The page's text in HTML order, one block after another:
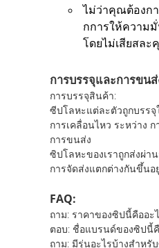
ไม่ว่าคุณต้องก
กการให้ความ
โดยไม่เสียสล
การบรรจุและการขน
การบรรจุสินค้า:
ซีปโลหะแต่ละตัวถูกบรรจุ
การเคลื่อนไหว ระหว่าง
การขนส่ง
ซิปโลหะของเราถูกส่งผ่า
การจัดส่งแตกต่างกันขึ้นอ
FAQ:
ถาม: ราคาของซิปนี้คืออะ
ตอบ: ชื่อแบรนด์ของซิปนี้คื
ถาม: มีรุ่นอะไรบ้างสําหรั